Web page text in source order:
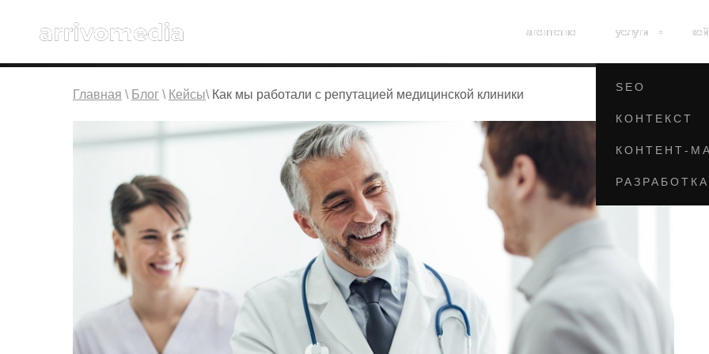
агентство услуги
агентство услуги
SEO
КОНТЕКСТ
КОНТЕНТ-
РАЗРАБОТКА
Главная \ Блог \ Кейсы\ Как мы работали с репутацией медицинской клиники